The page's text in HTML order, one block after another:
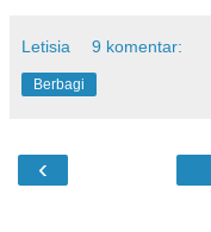
Letisia 9 komentar:
Berbagi
‹